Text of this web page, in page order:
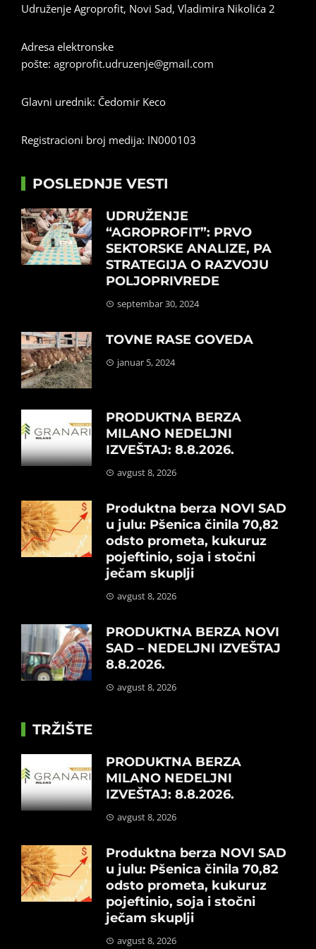
Udruženje Agroprofit, Novi Sad, Vladimira Nikolića 2
Adresa elektronske
pošte: agroprofit.udruzenje@gmail.com
Glavni urednik: Čedomir Keco
Registracioni broj medija: IN000103
POSLEDNJE VESTI
UDRUŽENJE
“AGROPROFIT”: PRVO
SEKTORSKE ANALIZE, PA
STRATEGIJA O RAZVOJU
POLJOPRIVREDE
septembar 30, 2024
TOVNE RASE GOVEDA
januar 5, 2024
PRODUKTNA BERZA
MILANO NEDELJNI
IZVEŠTAJ: 8.8.2026.
avgust 8, 2026
Produktna berza NOVI SAD
u julu: Pšenica činila 70,82
odsto prometa, kukuruz
pojeftinio, soja i stočni
ječam skuplji
avgust 8, 2026
PRODUKTNA BERZA NOVI
SAD – NEDELJNI IZVEŠTAJ
8.8.2026.
avgust 8, 2026
TRŽIŠTE
PRODUKTNA BERZA
MILANO NEDELJNI
IZVEŠTAJ: 8.8.2026.
avgust 8, 2026
Produktna berza NOVI SAD
u julu: Pšenica činila 70,82
odsto prometa, kukuruz
pojeftinio, soja i stočni
ječam skuplji
avgust 8, 2026